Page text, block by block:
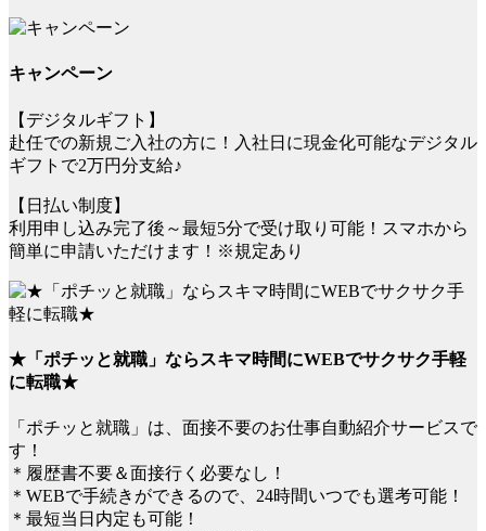
キャンペーン
【デジタルギフト】
赴任での新規ご入社の方に！入社日に現金化可能なデジタル
ギフトで2万円分支給♪
【日払い制度】
利用申し込み完了後～最短5分で受け取り可能！スマホから
簡単に申請いただけます！※規定あり
★「ポチッと就職」ならスキマ時間にWEBでサクサク手軽
に転職★
「ポチッと就職」は、面接不要のお仕事自動紹介サービスで
す！
＊履歴書不要＆面接行く必要なし！
＊WEBで手続きができるので、24時間いつでも選考可能！
＊最短当日内定も可能！